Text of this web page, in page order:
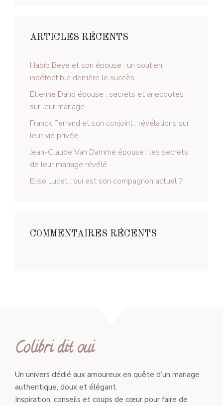
ARTICLES RÉCENTS
Habib Beye et son épouse : un soutien
indéfectible derrière le succès
Etienne Daho épouse : secrets et anecdotes
sur leur mariage
Franck Ferrand et son conjoint : révélations sur
leur vie privée
Jean-Claude Van Damme épouse : les secrets
de leur mariage révélé
Elise Lucet : qui est son compagnon actuel ?
COMMENTAIRES RÉCENTS
Colibri dit oui
Un univers dédié aux amoureux en quête d’un mariage
authentique, doux et élégant.
Inspiration, conseils et coups de cœur pour faire de